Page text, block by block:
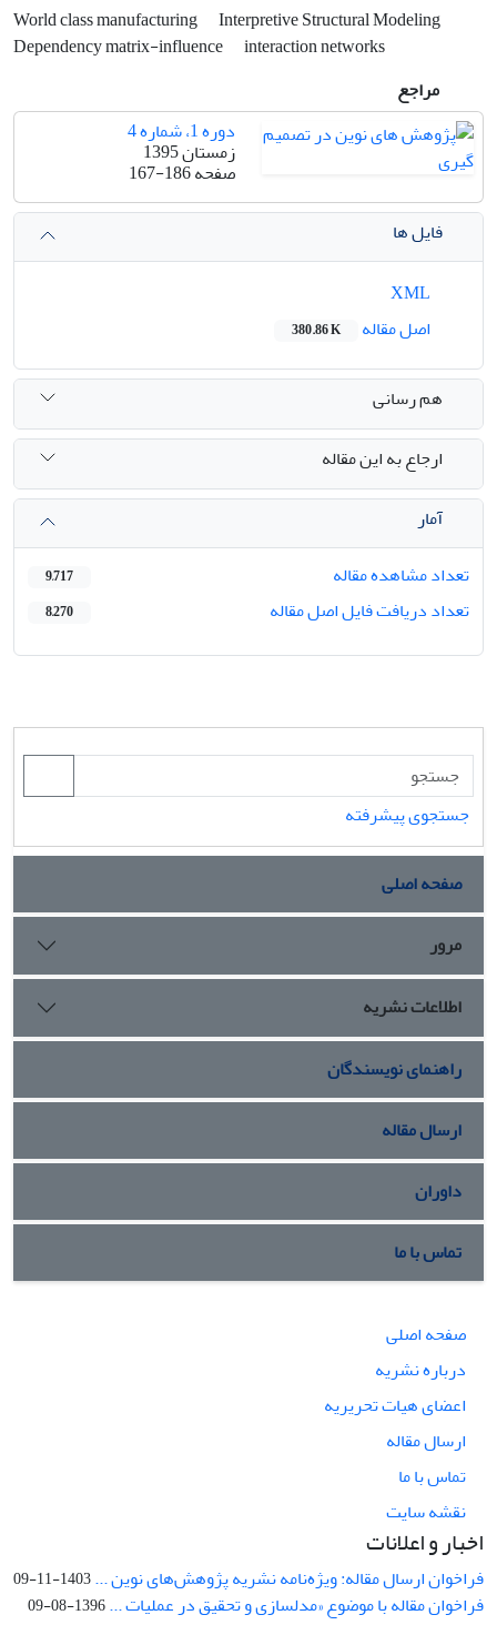
World class manufacturing
Interpretive Structural Modeling
Dependency matrix-influence
interaction networks
مراجع
دوره 1، شماره 4
زمستان 1395
صفحه167-186
فایل ها
اصل مقاله
380.86 K
هم رسانی
ارجاع به این مقاله
آمار
تعداد مشاهده مقاله
9,717
تعداد دریافت فایل اصل مقاله 8,270
جستجوی پیشرفته
صفحه اصلی
مرور
اطلاعات نشریه
راهنمای نویسندگان
ارسال مقاله
داوران
تماس با ما
صفحه اصلی
درباره نشریه
اعضای هیات تحریریه
ارسال مقاله
تماس با ما
نقشه سایت
اخبار و اعلانات
فراخوان ارسال مقاله: ویژه‌نامه نشریه پژوهش‌های نوین ...1403-11-09
فراخوان مقاله با موضوع «مدلسازی و تحقیق در عملیات ...1396-08-09